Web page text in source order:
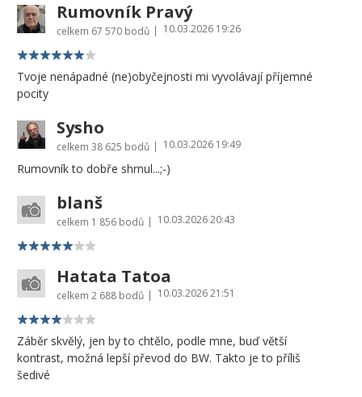
Rumovník Pravý
celkem 67 570 bodů | 10.03.2026 19:26
Tvoje nenápadné (ne)obyčejnosti mi vyvolávají příjemné
pocity
Sysho
celkem 38 625 bodů | 10.03.2026 19:49
Rumovník to dobře shrnul...;-)
blanš
celkem 1 856 bodů | 10.03.2026 20:43
Hatata Tatoa
celkem 2 688 bodů | 10.03.2026 21:51
Záběr skvělý, jen by to chtělo, podle mne, buď větší
kontrast, možná lepší převod do BW. Takto je to příliš
šedivé